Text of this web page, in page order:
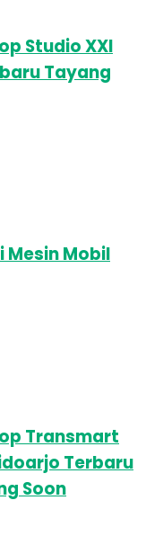
Studio XXI
Tayang
Mesin Mobil
Transmart
Terbaru
Soon